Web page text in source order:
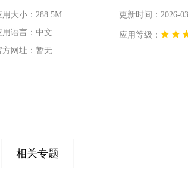
用大小：288.5M
更新时间：2026-
用语言：中文
应用等级：
方网址：暂无
相关专题